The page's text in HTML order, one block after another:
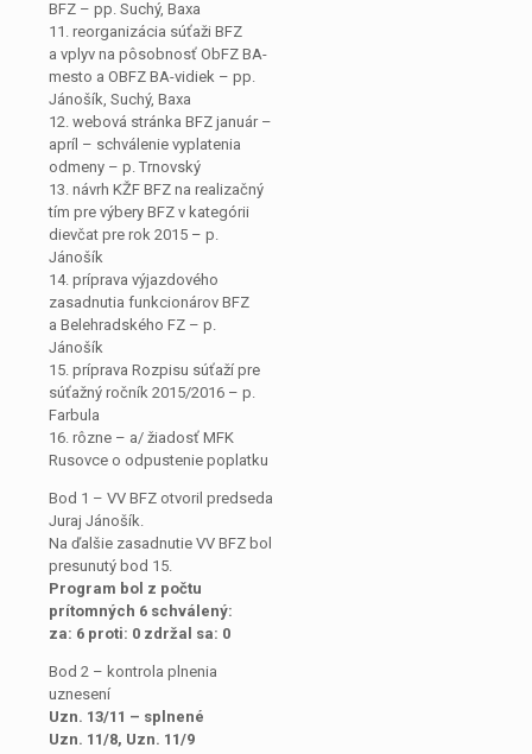
BFZ – pp. Suchý, Baxa
11. reorganizácia súťaži BFZ
a vplyv na pôsobnosť ObFZ BA-
mesto a OBFZ BA-vidiek – pp.
Jánošík, Suchý, Baxa
12. webová stránka BFZ január –
apríl – schválenie vyplatenia
odmeny – p. Trnovský
13. návrh KŽF BFZ na realizačný
tím pre výbery BFZ v kategórii
dievčat pre rok 2015 – p.
Jánošík
14. príprava výjazdového
zasadnutia funkcionárov BFZ
a Belehradského FZ – p.
Jánošík
15. príprava Rozpisu súťaží pre
súťažný ročník 2015/2016 – p.
Farbula
16. rôzne – a/ žiadosť MFK
Rusovce o odpustenie poplatku
Bod 1 – VV BFZ otvoril predseda
Juraj Jánošík.
Na ďalšie zasadnutie VV BFZ bol
presunutý bod 15.
Program bol z počtu
prítomných 6 schválený:
za: 6 proti: 0 zdržal sa: 0
Bod 2 – kontrola plnenia
uznesení
Uzn. 13/11 – splnené
Uzn. 11/8, Uzn. 11/9